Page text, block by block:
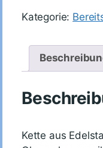
Kategorie:
Kette aus